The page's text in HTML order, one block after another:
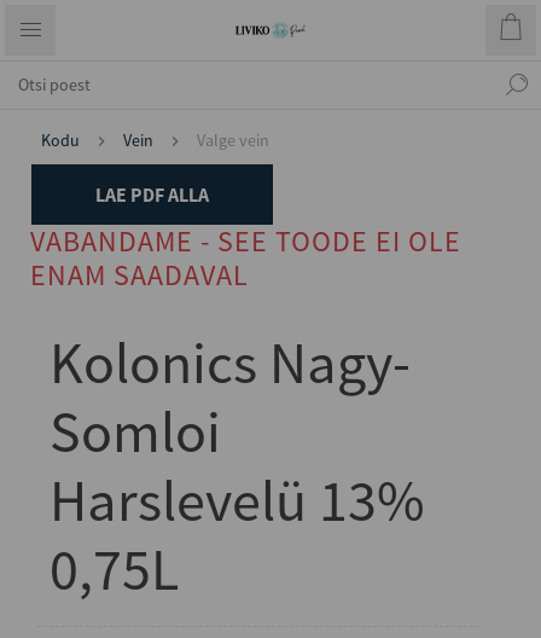
Kodu Vein Valge vein
LAE PDF ALLA
VABANDAME - SEE TOODE EI OLE
ENAM SAADAVAL
Kolonics Nagy-
Somloi
Harslevelü 13%
0,75L